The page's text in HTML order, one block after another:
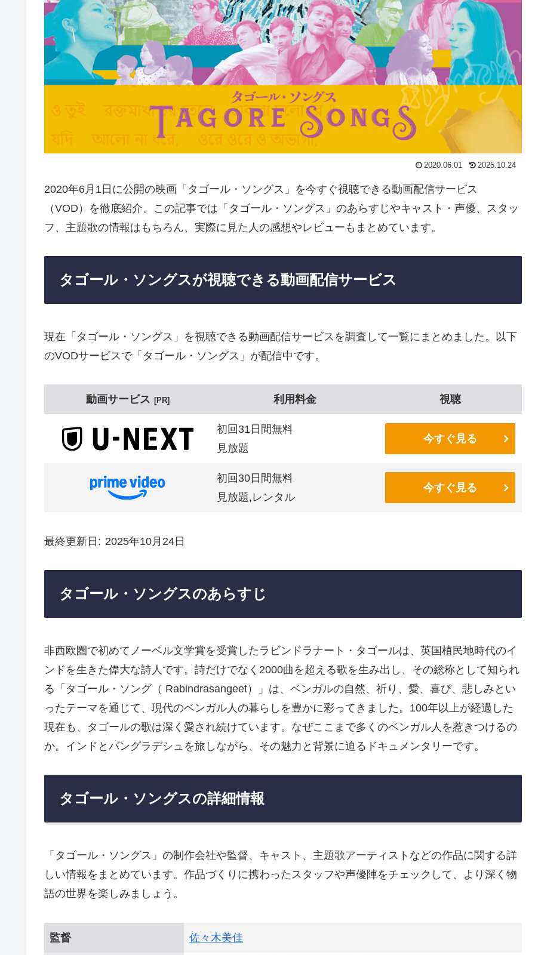
2020.06.01 2025.10.24
2020年6月1日に公開の映画「タゴール・ソングス」を今すぐ視聴できる動画配信サービス
（VOD）を徹底紹介。この記事では「タゴール・ソングス」のあらすじやキャスト・声優、スタッ
フ、主題歌の情報はもちろん、実際に見た人の感想やレビューもまとめています。
タゴール・ソングスが視聴できる動画配信サービス
現在「タゴール・ソングス」を視聴できる動画配信サービスを調査して一覧にまとめました。以下
のVODサービスで「タゴール・ソングス」が配信中です。
動画サービス PR 利用料金 視聴
初回31日間無料
見放題
今すぐ見る
初回30日間無料
見放題,レンタル
今すぐ見る
最終更新日 2025年10月24日
タゴール・ソングスのあらすじ
非西欧圏で初めてノーベル文学賞を受賞したラビンドラナート・タゴールは、英国植民地時代のイ
ンドを生きた偉大な詩人です。詩だけでなく2000曲を超える歌を生み出し、その総称として知られ
る「タゴール・ソング（ Rabindrasangeet）」は、ベンガルの自然、祈り、愛、喜び、悲しみとい
ったテーマを通じて、現代のベンガル人の暮らしを豊かに彩ってきました。100年以上が経過した
現在も、タゴールの歌は深く愛され続けています。なぜここまで多くのベンガル人を惹きつけるの
か。インドとバングラデシュを旅しながら、その魅力と背景に迫るドキュメンタリーです。
タゴール・ソングスの詳細情報
「タゴール・ソングス」の制作会社や監督、キャスト、主題歌アーティストなどの作品に関する詳
しい情報をまとめています。作品づくりに携わったスタッフや声優陣をチェックして、より深く物
語の世界を楽しみましょう。
監督 佐々木美佳